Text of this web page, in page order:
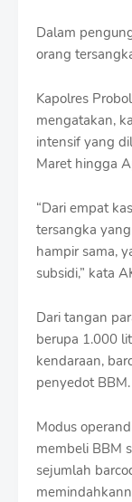
Dalam
orang
Kapolres
mengatakan,
intensif yang
Maret hingga
“Dari empat
tersangka
hampir sama,
subsidi,” kata
Dari tangan
berupa 1.000
kendaraan,
penyedot BBM.
Modus
membeli BBM
sejumlah
g
W
t
h
S
h
r
f
T
e
m
a
t
e